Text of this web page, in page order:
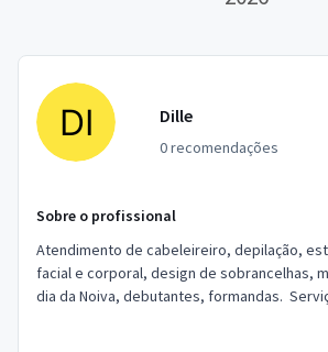
Dille
0 recomendações
Sobre o profissional
Atendimento de cabeleireiro, depilação,
facial e corporal, design de sobrancelhas,
dia da Noiva, debutantes, formandas.